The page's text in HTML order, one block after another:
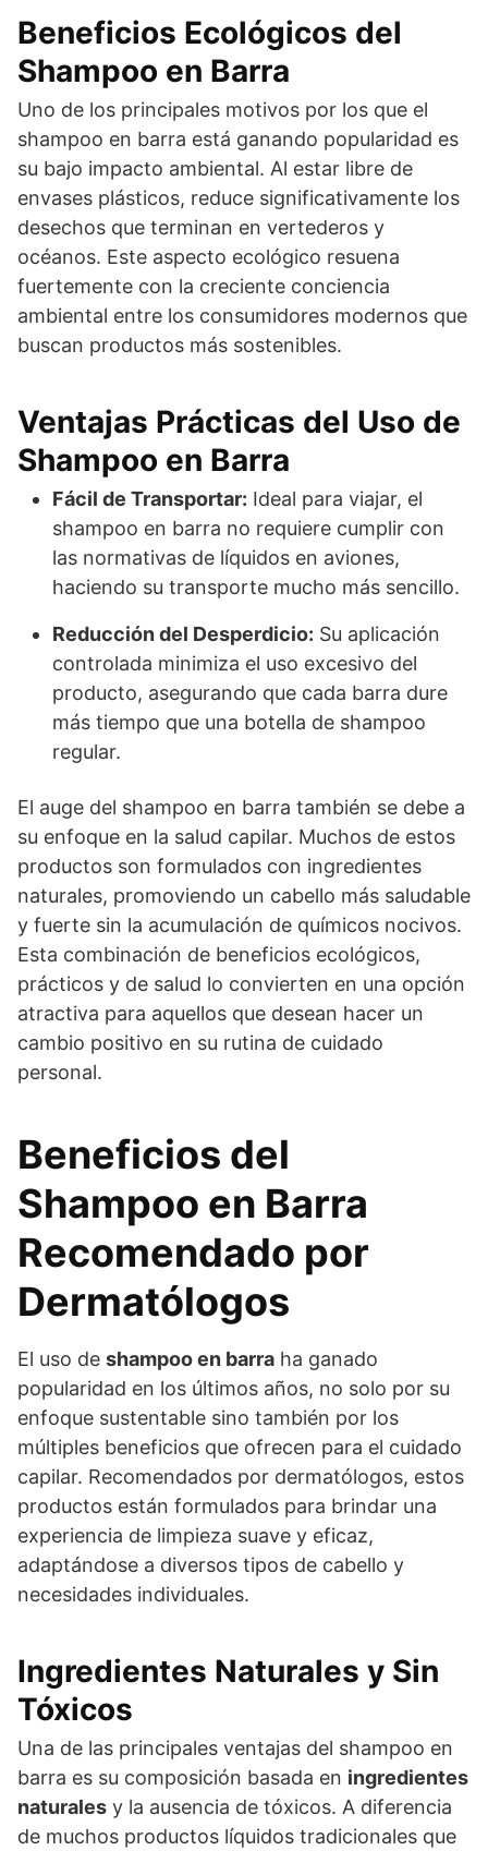
Beneficios Ecológicos del
Shampoo en Barra
Uno de los principales motivos por los que el
shampoo en barra está ganando popularidad es
su bajo impacto ambiental. Al estar libre de
envases plásticos, reduce significativamente los
desechos que terminan en vertederos y
océanos. Este aspecto ecológico resuena
fuertemente con la creciente conciencia
ambiental entre los consumidores modernos que
buscan productos más sostenibles.
Ventajas Prácticas del Uso de
Shampoo en Barra
Fácil de Transportar: Ideal para viajar, el
shampoo en barra no requiere cumplir con
las normativas de líquidos en aviones,
haciendo su transporte mucho más sencillo.
Reducción del Desperdicio: Su aplicación
controlada minimiza el uso excesivo del
producto, asegurando que cada barra dure
más tiempo que una botella de shampoo
regular.
El auge del shampoo en barra también se debe a
su enfoque en la salud capilar. Muchos de estos
productos son formulados con ingredientes
naturales, promoviendo un cabello más saludable
y fuerte sin la acumulación de químicos nocivos.
Esta combinación de beneficios ecológicos,
prácticos y de salud lo convierten en una opción
atractiva para aquellos que desean hacer un
cambio positivo en su rutina de cuidado
personal.
Beneficios del
Shampoo en Barra
Recomendado por
Dermatólogos
El uso de shampoo en barra ha ganado
popularidad en los últimos años, no solo por su
enfoque sustentable sino también por los
múltiples beneficios que ofrecen para el cuidado
capilar. Recomendados por dermatólogos, estos
productos están formulados para brindar una
experiencia de limpieza suave y eficaz,
adaptándose a diversos tipos de cabello y
necesidades individuales.
Ingredientes Naturales y Sin
Tóxicos
Una de las principales ventajas del shampoo en
barra es su composición basada en ingredientes
naturales y la ausencia de tóxicos. A diferencia
de muchos productos líquidos tradicionales que